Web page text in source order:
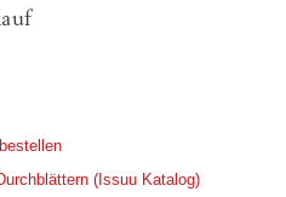
(Issuu Katalog)